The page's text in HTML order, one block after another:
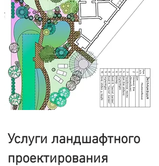
Услуги ландшафтного
проектирования